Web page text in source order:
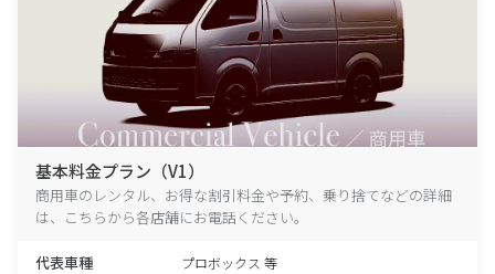
基本料金プラン（V1）
商用車のレンタル、お得な割引料金や予約、乗り捨てなどの詳細
は、こちらから各店舗にお電話ください。
代表車種 プロボックス 等